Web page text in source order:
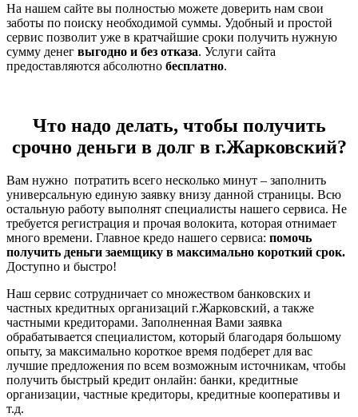
На нашем сайте вы полностью можете доверить нам свои
заботы по поиску необходимой суммы. Удобный и простой
сервис позволит уже в кратчайшие сроки получить нужную
сумму денег выгодно и без отказа. Услуги сайта
предоставляются абсолютно бесплатно.
Что надо делать, чтобы получить
срочно деньги в долг в г.Жарковский?
Вам нужно потратить всего несколько минут – заполнить
универсальную единую заявку внизу данной страницы. Всю
остальную работу выполнят специалисты нашего сервиса. Не
требуется регистрация и прочая волокита, которая отнимает
много времени. Главное кредо нашего сервиса: помочь
получить деньги заемщику в максимально короткий срок.
Доступно и быстро!
Наш сервис сотрудничает со множеством банковских и
частных кредитных организаций г.Жарковский, а также
частными кредиторами. Заполненная Вами заявка
обрабатывается специалистом, который благодаря большому
опыту, за максимально короткое время подберет для вас
лучшие предложения по всем возможным источникам, чтобы
получить быстрый кредит онлайн: банки, кредитные
организации, частные кредиторы, кредитные кооперативы и
т.д.